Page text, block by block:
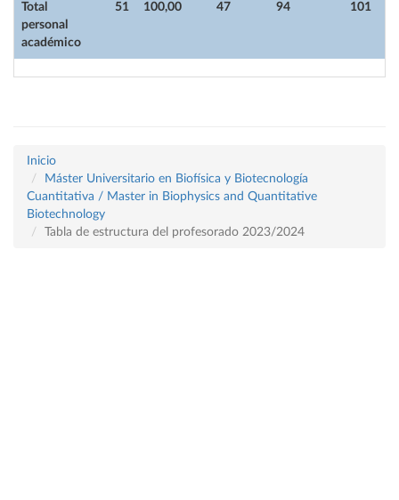
Total
personal
académico
51 100,00 47 94 101
Inicio
Máster Universitario en Biofísica y Biotecnología
Cuantitativa / Master in Biophysics and Quantitative
Biotechnology
Tabla de estructura del profesorado 2023/2024